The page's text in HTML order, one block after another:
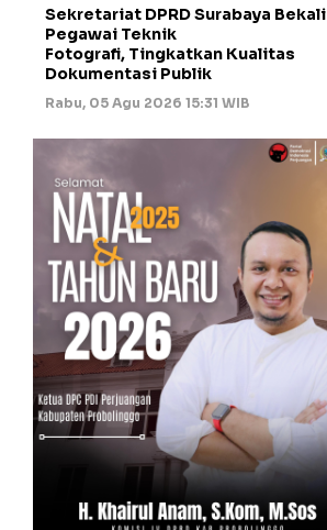
Sekretariat DPRD Surabaya Bekali
Pegawai Teknik
Fotografi, Tingkatkan Kualitas
Dokumentasi Publik
Rabu, 05 Agu 2026 15:31 WIB